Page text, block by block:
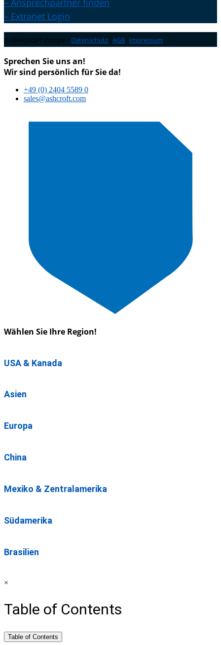
– Extranet Login
© ASHCROFT Europe / Datenschutz · AGB · Impressum
Sprechen Sie uns an!
Wir sind persönlich für Sie da!
+49 (0) 2404 5589 0
sales@ashcroft.com
Wählen Sie Ihre Region!
USA & Kanada
Asien
Europa
China
Mexiko & Zentralamerika
Südamerika
Brasilien
×
Table of Contents
Table of Contents